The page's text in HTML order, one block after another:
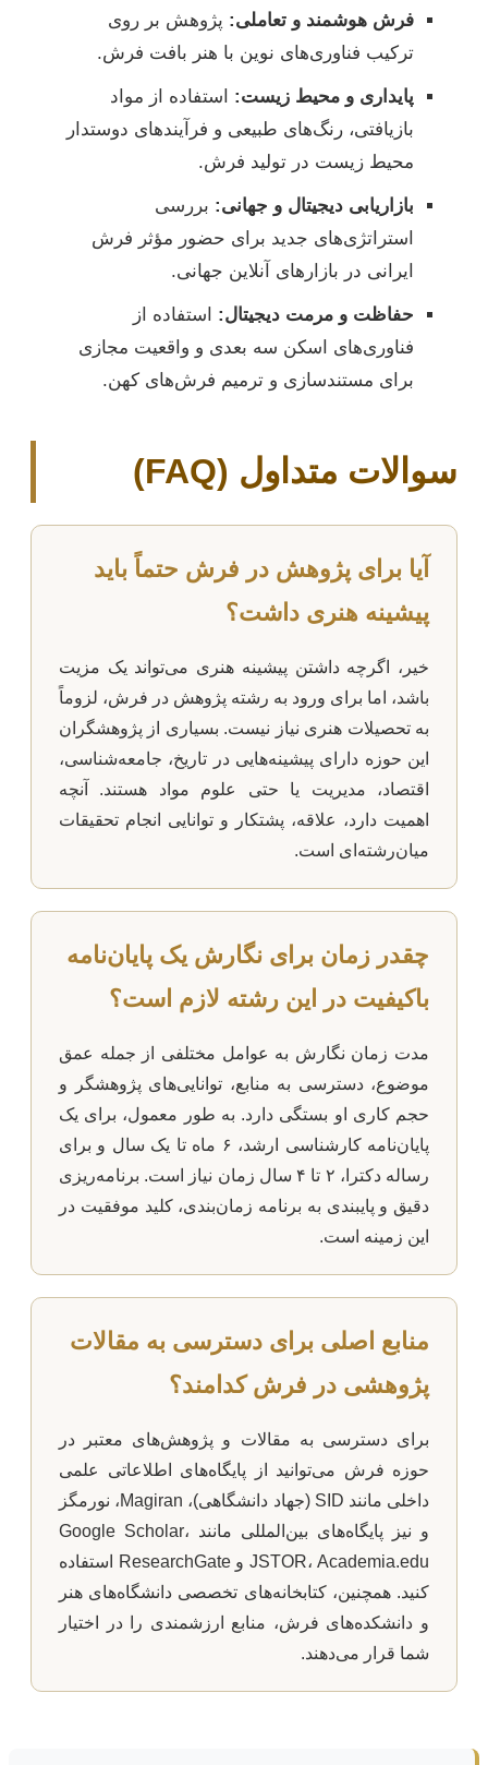
فرش هوشمند و تعاملی: پژوهش بر روی
ترکیب فناوری‌های نوین با هنر بافت فرش.
پایداری و محیط زیست: استفاده از مواد
بازیافتی، رنگ‌های طبیعی و فرآیندهای دوستدار
محیط زیست در تولید فرش.
بازاریابی دیجیتال و جهانی: بررسی
استراتژی‌های جدید برای حضور مؤثر فرش
ایرانی در بازارهای آنلاین جهانی.
حفاظت و مرمت دیجیتال: استفاده از
فناوری‌های اسکن سه بعدی و واقعیت مجازی
برای مستندسازی و ترمیم فرش‌های کهن.
سوالات متداول (FAQ)
آیا برای پژوهش در فرش حتماً باید
پیشینه هنری داشت؟
خیر، اگرچه داشتن پیشینه هنری می‌تواند یک مزیت
باشد، اما برای ورود به رشته پژوهش در فرش، لزوماً
به تحصیلات هنری نیاز نیست. بسیاری از پژوهشگران
این حوزه دارای پیشینه‌هایی در تاریخ، جامعه‌شناسی،
اقتصاد، مدیریت یا حتی علوم مواد هستند. آنچه
اهمیت دارد، علاقه، پشتکار و توانایی انجام تحقیقات
میان‌رشته‌ای است.
چقدر زمان برای نگارش یک پایان‌نامه
باکیفیت در این رشته لازم است؟
مدت زمان نگارش به عوامل مختلفی از جمله عمق
موضوع، دسترسی به منابع، توانایی‌های پژوهشگر و
حجم کاری او بستگی دارد. به طور معمول، برای یک
پایان‌نامه کارشناسی ارشد، ۶ ماه تا یک سال و برای
رساله دکترا، ۲ تا ۴ سال زمان نیاز است. برنامه‌ریزی
دقیق و پایبندی به برنامه زمان‌بندی، کلید موفقیت در
این زمینه است.
منابع اصلی برای دسترسی به مقالات
پژوهشی در فرش کدامند؟
برای دسترسی به مقالات و پژوهش‌های معتبر در
حوزه فرش می‌توانید از پایگاه‌های اطلاعاتی علمی
داخلی مانند SID (جهاد دانشگاهی)، Magiran، نورمگز
و نیز پایگاه‌های بین‌المللی مانند Google Scholar،
JSTOR، Academia.edu و ResearchGate استفاده
کنید. همچنین، کتابخانه‌های تخصصی دانشگاه‌های هنر
و دانشکده‌های فرش، منابع ارزشمندی را در اختیار
شما قرار می‌دهند.